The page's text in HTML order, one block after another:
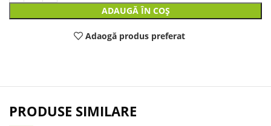
ADAUGĂ ÎN COȘ
Adaogă produs preferat
PRODUSE SIMILARE